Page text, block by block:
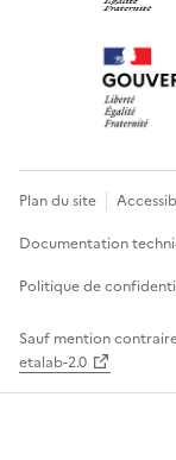
Plan du site
Documentation
Politique de
Sauf mention
etalab-2.0